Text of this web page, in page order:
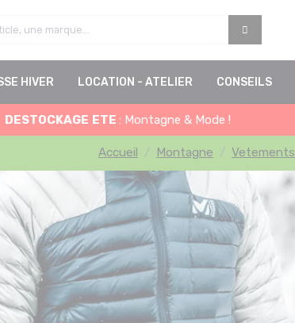
HIVER LOCATION - ATELIER CONSEILS
DESTOCKAGE ETE : Montagne & Mode !
Accueil Montagne Vetements